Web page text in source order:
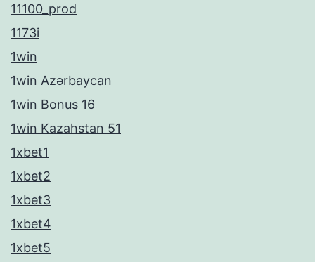
11100_prod
1173i
1win
1win Azərbaycan
1win Bonus 16
1win Kazahstan 51
1xbet1
1xbet2
1xbet3
1xbet4
1xbet5